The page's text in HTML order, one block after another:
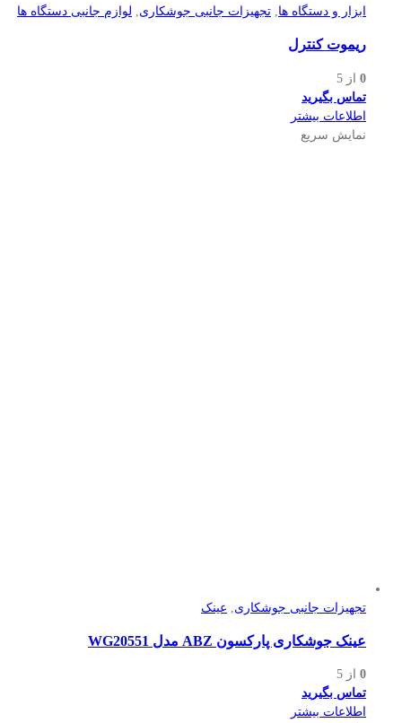
ابزار و دستگاه ها تجهیزات جانبی جوشکاری لوازم جانبی دستگاه ها
ریموت کنترل
0 از 5
تماس بگیرید
اطلاعات بیشتر
نمایش سریع
تجهیزات جانبی جوشکاری عینک
عینک جوشکاری پارکسون ABZ مدل WG20551
0 از 5
تماس بگیرید
اطلاعات بیشتر